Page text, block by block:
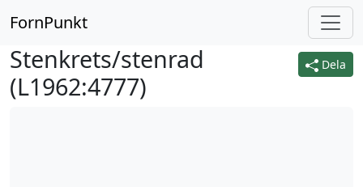
FornPunkt
Dela
Stenkrets/stenrad
(L1962:4777)